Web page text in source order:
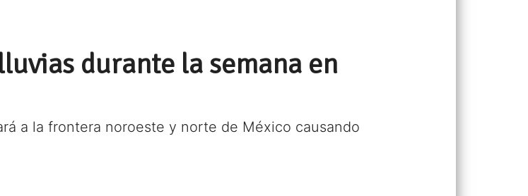
durante la semana en
a la frontera noroeste y norte de México causando